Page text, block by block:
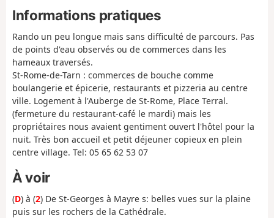
Informations pratiques
Rando un peu longue mais sans difficulté de parcours. Pas
de points d'eau observés ou de commerces dans les
hameaux traversés.
St-Rome-de-Tarn : commerces de bouche comme
boulangerie et épicerie, restaurants et pizzeria au centre
ville. Logement à l'Auberge de St-Rome, Place Terral.
(fermeture du restaurant-café le mardi) mais les
propriétaires nous avaient gentiment ouvert l'hôtel pour la
nuit. Très bon accueil et petit déjeuner copieux en plein
centre village. Tel: 05 65 62 53 07
À voir
(D) à (2) De St-Georges à Mayre s: belles vues sur la plaine
puis sur les rochers de la Cathédrale.